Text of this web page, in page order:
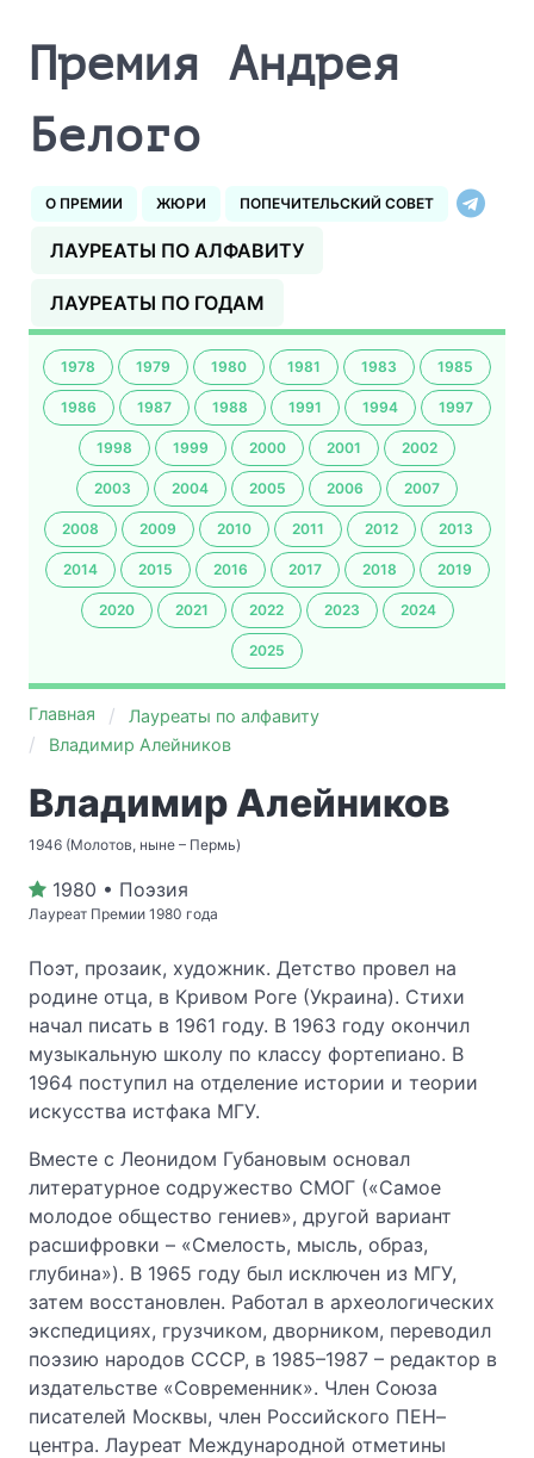
Премия Андрея
Белого
О ПРЕМИИ ЖЮРИ ПОПЕЧИТЕЛЬСКИЙ СОВЕТ
ЛАУРЕАТЫ ПО АЛФАВИТУ
ЛАУРЕАТЫ ПО ГОДАМ
1978 1979 1980 1981 1983 1985
1986 1987 1988 1991 1994 1997
1998 1999 2000 2001 2002
2003 2004 2005 2006 2007
2008 2009 2010 2011 2012 2013
2014 2015 2016 2017 2018 2019
2020 2021 2022 2023 2024
2025
Главная
Лауреаты по алфавиту
Владимир Алейников
Владимир Алейников
1946 (Молотов, ныне – Пермь)
1980 • Поэзия
Лауреат Премии 1980 года
Поэт, прозаик, художник. Детство провел на
родине отца, в Кривом Роге (Украина). Стихи
начал писать в 1961 году. В 1963 году окончил
музыкальную школу по классу фортепиано. В
1964 поступил на отделение истории и теории
искусства истфака МГУ.
Вместе с Леонидом Губановым основал
литературное содружество СМОГ («Самое
молодое общество гениев», другой вариант
расшифровки – «Смелость, мысль, образ,
глубина»). В 1965 году был исключен из МГУ,
затем восстановлен. Работал в археологических
экспедициях, грузчиком, дворником, переводил
поэзию народов СССР, в 1985–1987 – редактор в
издательстве «Современник». Член Союза
писателей Москвы, член Российского ПЕН–
центра. Лауреат Международной отметины